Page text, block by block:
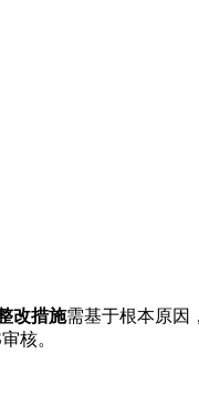
改措施需基于根本原因
核。